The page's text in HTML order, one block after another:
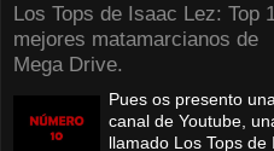
Los Tops de Isaac Lez: Top
mejores matamarcianos de
Mega Drive.
Pues os presento
canal de Youtube,
llamado Los Tops